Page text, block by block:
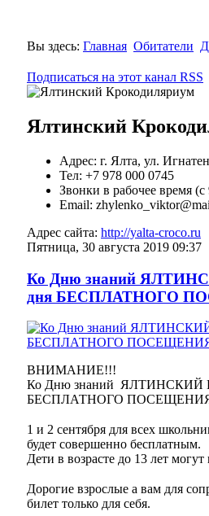
Вы здесь: Главная Обитатели
Подписаться на этот канал RSS
Ялтинский
Адрес: г. Ялта, ул.
Тел: +7 978 000 0745
Звонки в рабочее время
Email:
Адрес сайта: http://yalta-croco.ru
Пятница, 30 августа 2019 09:37
Ко Дню знаний
дня БЕСПЛАТНОГО
ВНИМАНИЕ!!!
Ко Дню знаний ЯЛТИНСКИЙ
БЕСПЛАТНОГО
1 и 2 сентября для всех
будет совершенно бесплатным.
Дети в возрасте до 13 лет
Дорогие взрослые а вам для
билет только для себя.